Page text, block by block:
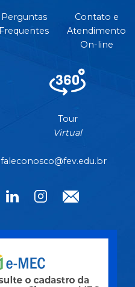
Perguntas
Frequentes
Contato e
Atendimento
On-line
Tour
Virtual
faleconosco@fev.edu.br